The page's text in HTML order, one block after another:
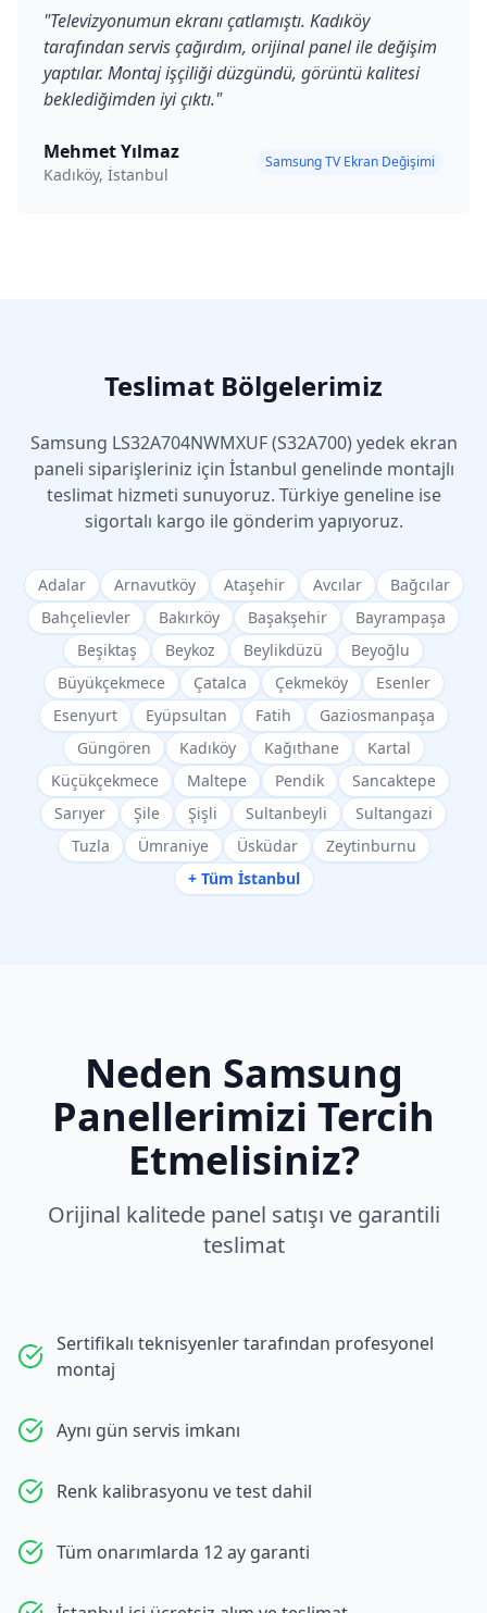
"Televizyonumun ekranı çatlamıştı. Kadıköy
tarafından servis çağırdım, orijinal panel ile değişim
yaptılar. Montaj işçiliği düzgündü, görüntü kalitesi
beklediğimden iyi çıktı."
Mehmet Yılmaz
Kadıköy, İstanbul
Samsung TV Ekran Değişimi
Teslimat Bölgelerimiz
Samsung LS32A704NWMXUF (S32A700) yedek ekran
paneli siparişleriniz için İstanbul genelinde montajlı
teslimat hizmeti sunuyoruz. Türkiye geneline ise
sigortalı kargo ile gönderim yapıyoruz.
Adalar Arnavutköy Ataşehir Avcılar
Bağcılar
Bahçelievler
Bakırköy Başakşehir
Bayrampaşa
Beşiktaş
Beykoz Beylikdüzü
Beyoğlu
Büyükçekmece
Çatalca Çekmeköy
Esenler
Esenyurt
Eyüpsultan Fatih
Gaziosmanpaşa
Güngören
Kadıköy Kağıthane
Kartal
Küçükçekmece
Maltepe Pendik
Sancaktepe
Sarıyer
Şile Şişli Sultanbeyli
Sultangazi
Tuzla
Ümraniye Üsküdar
Zeytinburnu
+ Tüm İstanbul
Neden Samsung
Panellerimizi Tercih
Etmelisiniz?
Orijinal kalitede panel satışı ve garantili
teslimat
Sertifikalı teknisyenler tarafından profesyonel
montaj
Aynı gün servis imkanı
Renk kalibrasyonu ve test dahil
Tüm onarımlarda 12 ay garanti